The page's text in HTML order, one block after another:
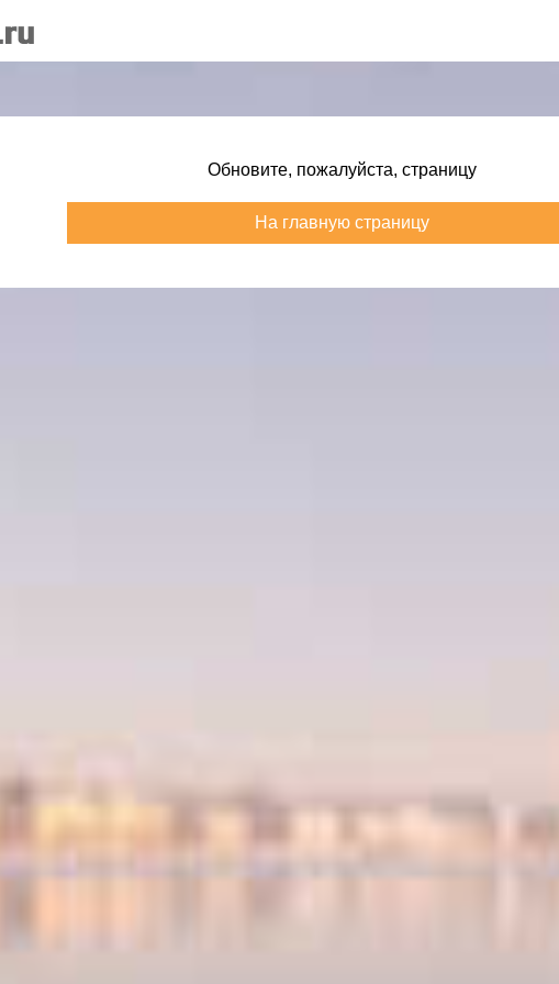
Обновите, пожалуйста, страницу
На главную страницу